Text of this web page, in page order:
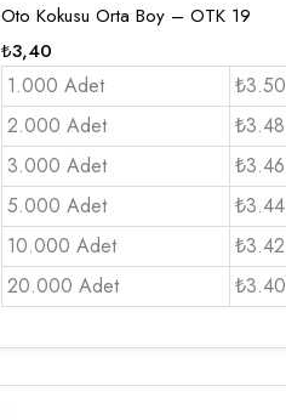
Oto Kokusu Orta Boy – OTK 19
₺3,40
1.000 Adet
₺3.50
2.000 Adet
₺3.48
3.000 Adet
₺3.46
5.000 Adet
₺3.44
10.000 Adet
₺3.42
20.000 Adet
₺3.40